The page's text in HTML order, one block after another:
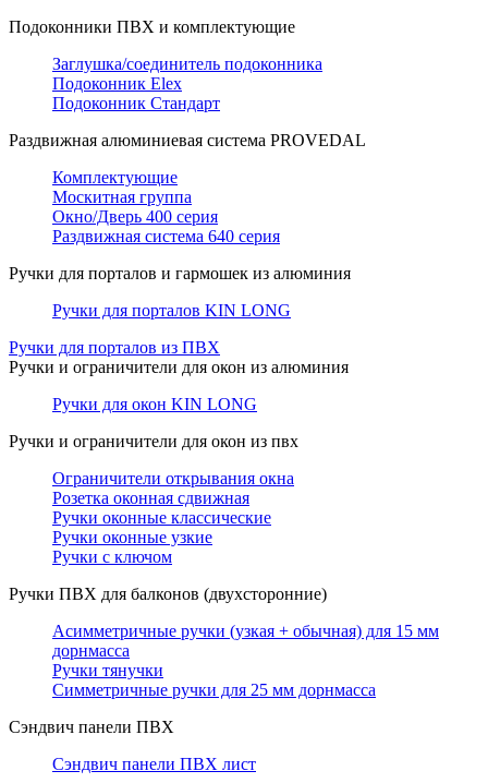
Подоконники ПВХ и комплектующие
Заглушка/соединитель подоконника
Подоконник Elex
Подоконник Стандарт
Раздвижная алюминиевая система PROVEDAL
Комплектующие
Москитная группа
Окно/Дверь 400 серия
Раздвижная система 640 серия
Ручки для порталов и гармошек из алюминия
Ручки для порталов KIN LONG
Ручки для порталов из ПВХ
Ручки и ограничители для окон из алюминия
Ручки для окон KIN LONG
Ручки и ограничители для окон из пвх
Ограничители открывания окна
Розетка оконная сдвижная
Ручки оконные классические
Ручки оконные узкие
Ручки с ключом
Ручки ПВХ для балконов (двухсторонние)
Асимметричные ручки (узкая + обычная) для 15 мм
дорнмасса
Ручки тянучки
Симметричные ручки для 25 мм дорнмасса
Сэндвич панели ПВХ
Сэндвич панели ПВХ лист